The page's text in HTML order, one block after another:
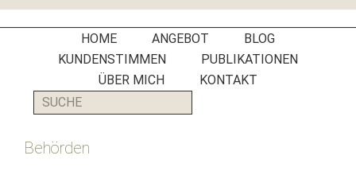
Social
Media
Manager
PR-
Agenturen
HOME ANGEBOT
BLOG
KUNDENSTIMMEN
PUBLIKATIONEN
ÜBER MICH
KONTAKT
SUCHE
Behörden